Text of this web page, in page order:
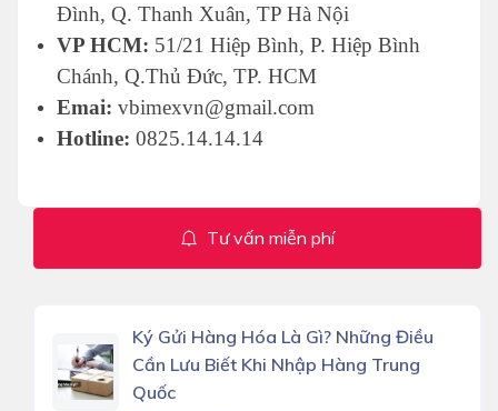
Đình, Q. Thanh Xuân, TP Hà Nội
VP HCM: 51/21 Hiệp Bình, P. Hiệp Bình
Chánh, Q.Thủ Đức, TP. HCM
Emai: vbimexvn@gmail.com
Hotline: 0825.14.14.14
Tư vấn miễn phí
Ký Gửi Hàng Hóa Là Gì? Những Điều
Cần Lưu Biết Khi Nhập Hàng Trung
Quốc